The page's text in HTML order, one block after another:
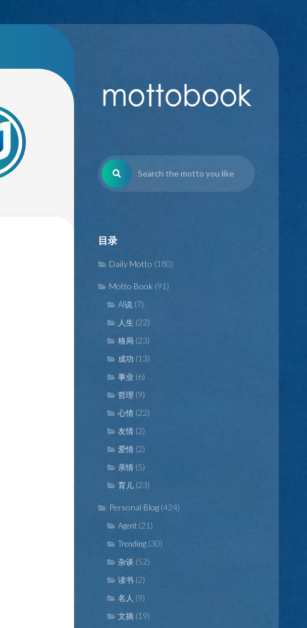
目录
Daily Motto (180)
Motto Book (91)
AI说(7)
人生 (22)
格局 (23)
成功 (13)
事业 (6)
哲理 (9)
心情(22)
友情(2)
爱情(2)
亲情(5)
育儿(23)
Personal Blog(424)
Agent(21)
Trending(30)
杂谈 (52)
读书 (2)
名人 (9)
文摘(19)